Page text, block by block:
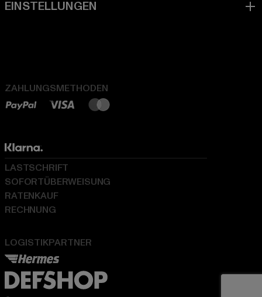
ZAHLUNGSMETHODEN
LOGISTIKPARTNER
LASTSCHRIFT
SOFORTÜBERWEISUNG
RATENKAUF
RECHNUNG